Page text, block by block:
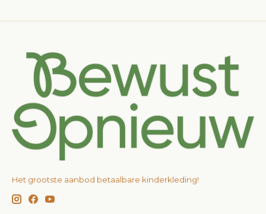
Het grootste aanbod betaalbare kinderkleding!